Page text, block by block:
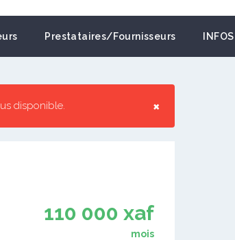
Prestataires/Fournisseurs INFOS
×
disponible.
110 000 xaf
mois